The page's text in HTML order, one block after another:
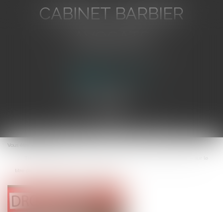
CABINET BARBIER
Ouvrir
le
Vous êtes ici :
titre de recette individuel et sur le bordereau